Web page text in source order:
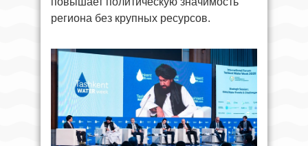
региона без крупных ресурсов.